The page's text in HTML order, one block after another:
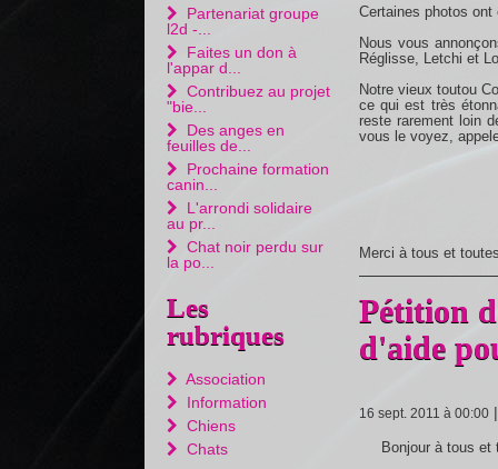
Partenariat groupe
l2d -...
Faites un don à
l'appar d...
Contribuez au projet
"bie...
Des anges en
feuilles de...
Prochaine formation
canin...
L'arrondi solidaire
au pr...
Chat noir perdu sur
la po...
Les
rubriques
Association
Information
Chiens
Chats
Certaines photos ont
Nous vous
Réglisse, Letchi et
Notre vieux toutou
ce qui est très
reste rarement loin
vous le voyez,
Merci à tous et
Pétition
d'aide
16 sept. 2011 à 00:00
Bonjour à tous et